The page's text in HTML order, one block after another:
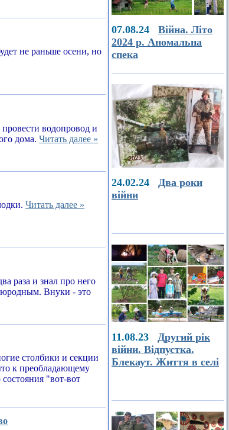
не раньше осени, но
водопровод и
дома. Читать далее »
Читать далее »
раза и знал про него
Внуки - это
столбики и секции
к преобладающему
"вот-вот
07.08.24 Війна. Літо
2024 р. Аномальна
спека
24.02.24 Два роки
війни
11.08.23 Другий рік
війни. Відпустка.
Блекаут. Життя в селі